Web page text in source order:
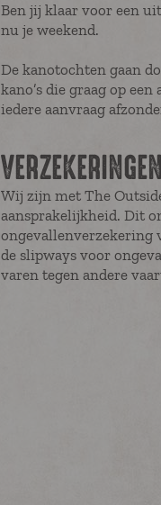
Ben jij klaar voor een
nu je weekend.
De kanotochten gaan
kano’s die graag op
iedere aanvraag
VERZEKERINGEN
Wij zijn met The
aansprakelijkheid. Dit
ongevallenverzekering
de slipways voor
varen tegen andere